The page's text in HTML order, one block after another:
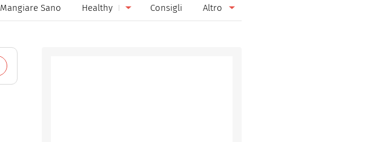
Mangiare Sano Healthy Consigli Altro